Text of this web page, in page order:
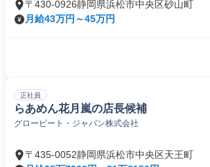
〒430-0926静岡県浜松市中央区砂山町
月給43万円～45万円
正社員
らあめん花月嵐の店長候補
グロービート・ジャパン株式会社
〒435-0052静岡県浜松市中央区天王町